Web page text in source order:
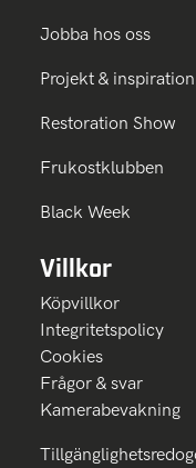
Jobba hos oss
Projekt & inspiration
Restoration Show
Frukostklubben
Black Week
Villkor
Köpvillkor
Integritetspolicy
Cookies
Frågor & svar
Kamerabevakning